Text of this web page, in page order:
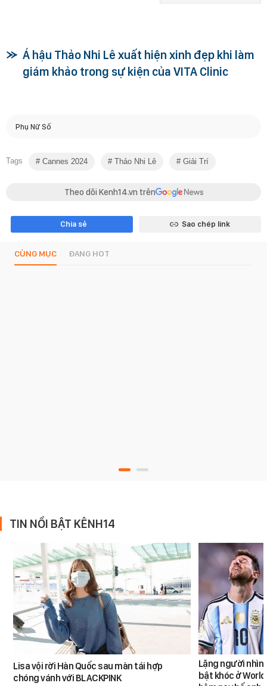
Á hậu Thảo Nhi Lê xuất hiện xinh đẹp khi làm
giám khảo trong sự kiện của VITA Clinic
Phụ Nữ Số
Tags Cannes 2024 Thảo Nhi Lê Giải Trí
Theo dõi Kenh14.vn trên
Chia sẻ Sao chép link
CÙNG MỤC ĐANG HOT
TIN NỔI BẬT KÊNH14
Lisa vội rời Hàn Quốc sau màn tái hợp
chóng vánh với BLACKPINK
Lặng người nhìn
bật khóc ở